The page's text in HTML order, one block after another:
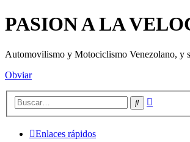
PASION A LA
Automovilismo y Motociclismo Venezolano, y
Obviar
Buscar
Enlaces rápidos